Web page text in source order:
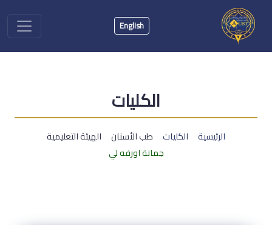
English
الكليات
الرئيسية الكليات طب الأسنان
الهيئة التعليمية
جمانة اورفه لي